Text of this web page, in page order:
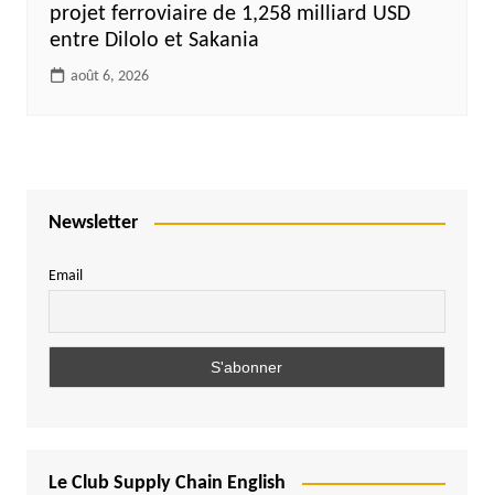
projet ferroviaire de 1,258 milliard USD
entre Dilolo et Sakania
août 6, 2026
Newsletter
Email
Le Club Supply Chain English